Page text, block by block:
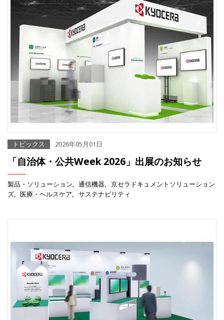
トピックス 2026年05月01日
「自治体・公共Week 2026」出展のお知らせ
製品・ソリューション 通信機器
京セラドキュメントソリューション
ズ
医療・ヘルスケア サステナビリティ